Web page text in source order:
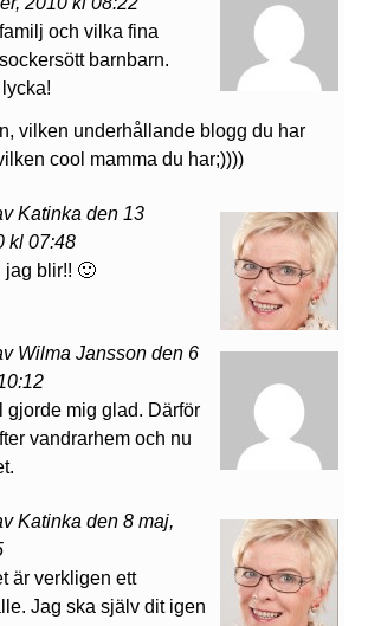
och vilka fina
barnbarn.
vilken underhållande blogg du har
cool mamma du har;))))
Katinka den 13
kl 07:48
jag blir!! 🙂
Wilma Jansson den 6
gjorde mig glad. Därför
vandrarhem och nu
Katinka den 8 maj,
är verkligen ett
Jag ska själv dit igen